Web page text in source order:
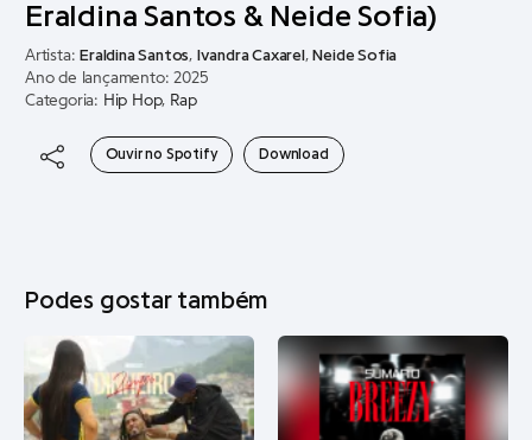
Eraldina Santos & Neide Sofia)
Artista: Eraldina Santos, Ivandra Caxarel , Neide Sofia
Ano de lançamento: 2025
Categoria: Hip Hop, Rap
Ouvir no Spotify Download
Podes gostar também